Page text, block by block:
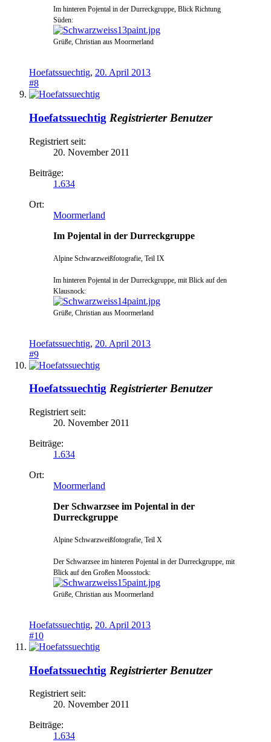
Im hinteren Pojental in der Durreckgruppe, Blick Richtung
Süden:
Grüße, Christian aus Moormerland
Hoefatssuechtig, 20. April 2013
#8
Hoefatssuechtig Registrierter Benutzer
Registriert seit:
20. November 2011
Beiträge:
1.634
Ort:
Moormerland
Im Pojental in der Durreckgruppe
Alpine Schwarzweißfotografie, Teil IX
Im hinteren Pojental in der Durreckgruppe, mit Blick auf den
Klausnock:
Grüße, Christian aus Moormerland
Hoefatssuechtig, 20. April 2013
#9
Hoefatssuechtig Registrierter Benutzer
Registriert seit:
20. November 2011
Beiträge:
1.634
Ort:
Moormerland
Der Schwarzsee im Pojental in der
Durreckgruppe
Alpine Schwarzweißfotografie, Teil X
Der Schwarzsee im hinteren Pojental in der Durreckgruppe, mit
Blick auf den Großen Moosstock:
Grüße, Christian aus Moormerland
Hoefatssuechtig, 20. April 2013
#10
Hoefatssuechtig Registrierter Benutzer
Registriert seit:
20. November 2011
Beiträge:
1.634